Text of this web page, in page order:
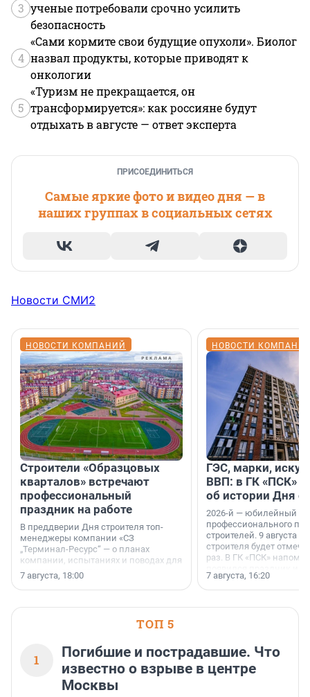
3 ученые потребовали срочно усилить
безопасность
4
«Сами кормите свои будущие опухоли». Биолог
назвал продукты, которые приводят к
онкологии
5
«Туризм не прекращается, он
трансформируется»: как россияне будут
отдыхать в августе — ответ эксперта
ПРИСОЕДИНИТЬСЯ
Самые яркие фото и видео дня — в
наших группах в социальных сетях
Новости СМИ2
НОВОСТИ КОМПАНИЙ
Строители «Образцовых
кварталов» встречают
профессиональный
праздник на работе
В преддверии Дня строителя топ-
менеджеры компании «СЗ
„Терминал-Ресурс“ — о планах
компании, испытаниях и поводах для
осторожного оптимизма.
7 августа, 18:00
НОВОСТИ
ГЭС, марки,
ВВП: в ГК «ПСК»
об истории Дня
2026-й — юбилейный
профессионального
строителей. 9 августа
строителя будет
раз. В ГК «ПСК»
поменялась роль
7 августа, 16:20
ТОП 5
1
Погибшие и пострадавшие. Что
известно о взрыве в центре
Москвы